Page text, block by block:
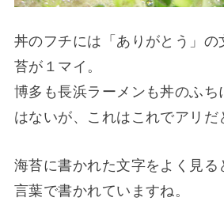
丼のフチには「ありがとう」の
苔が１マイ。
博多も長浜ラーメンも丼のふち
はないが、これはこれでアリだ
海苔に書かれた文字をよく見る
言葉で書かれていますね。